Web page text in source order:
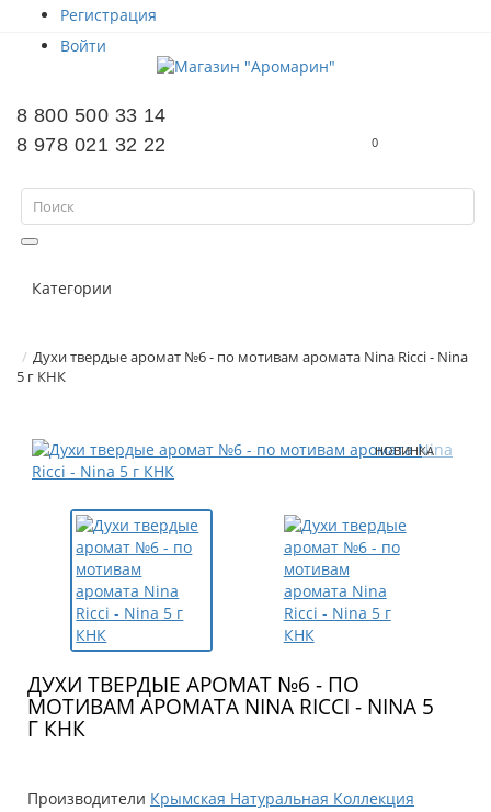
Регистрация
Войти
8 800 500 33 14
8 978 021 32 22
0
Категории
Духи твердые аромат №6 - по мотивам аромата Nina Ricci - Nina
5 г КНК
НОВИНКА
ДУХИ ТВЕРДЫЕ АРОМАТ №6 - ПО
МОТИВАМ АРОМАТА NINA RICCI - NINA 5
Г КНК
Производители Крымская Натуральная Коллекция